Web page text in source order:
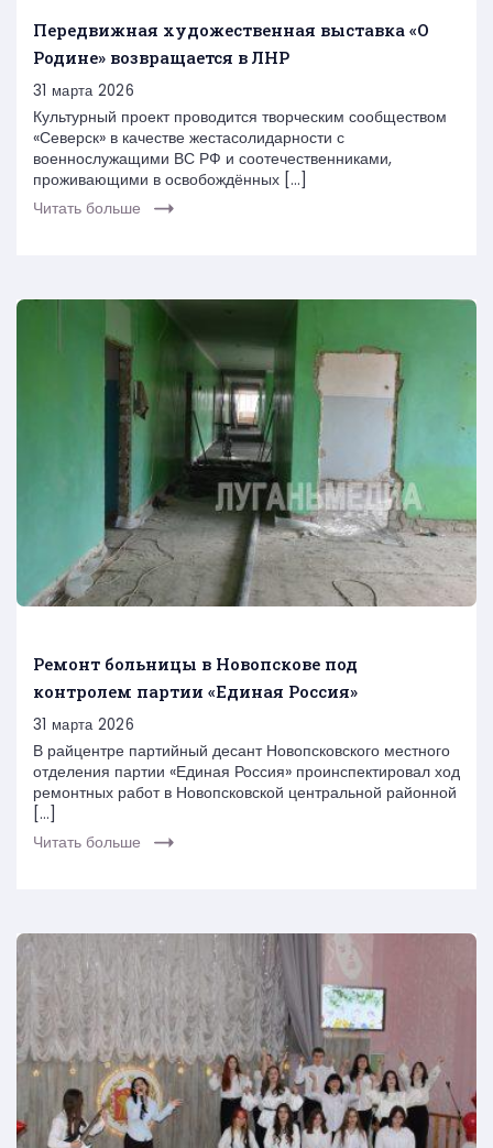
Передвижная художественная выставка «О
Родине» возвращается в ЛНР
31 марта 2026
Культурный проект проводится творческим сообществом
«Северск» в качестве жестасолидарности с
военнослужащими ВС РФ и соотечественниками,
проживающими в освобождённых […]
Читать больше
Ремонт больницы в Новопскове под
контролем партии «Единая Россия»
31 марта 2026
В райцентре партийный десант Новопсковского местного
отделения партии «Единая Россия» проинспектировал ход
ремонтных работ в Новопсковской центральной районной
[…]
Читать больше